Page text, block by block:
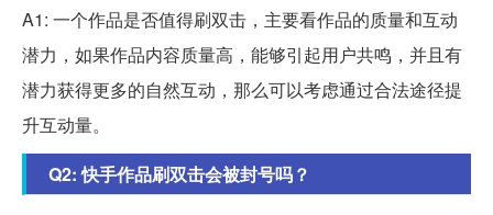
A1: 一个作品是否值得刷双击，主要看作品的质量和互动
潜力，如果作品内容质量高，能够引起用户共鸣，并且有
潜力获得更多的自然互动，那么可以考虑通过合法途径提
升互动量。
Q2: 快手作品刷双击会被封号吗？